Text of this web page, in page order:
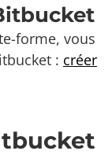
forme, vous
: créer